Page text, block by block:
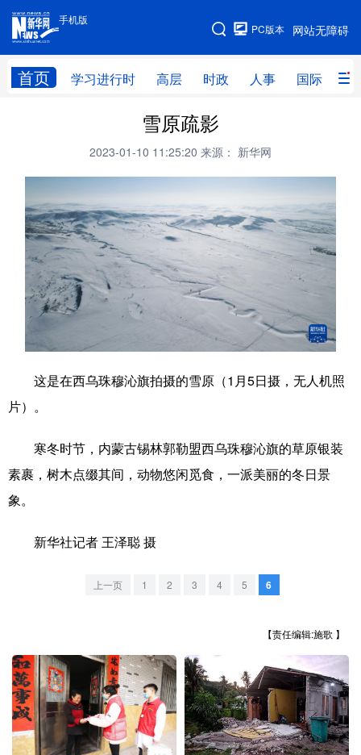
手机版
网站无障碍
PC版本
首页 学习进行时 高层 时政 人事 国际 财
手机版
网站地图
高层 时政
财经 网评
台湾 思客智库 教育
科技 科创 量子 体育
文化 书画 健康 军事
访谈 视频 图片 政务
中央文件 汽车
学术中国 乡村振兴 银龄 溯源中国
彩票 娱乐 时尚 悦读
辽宁 吉林 上海 江苏
浙江 安徽 福建 江西
山东 河南 湖北 湖南
雪原疏影
2023-01-10 11:25:20 来源： 新华网
这是在西乌珠穆沁旗拍摄的雪原（1月5日摄，无人机照
片）。
寒冬时节，内蒙古锡林郭勒盟西乌珠穆沁旗的草原银装
素裹，树木点缀其间，动物悠闲觅食，一派美丽的冬日景
象。
新华社记者 王泽聪 摄
上一页 1 2 3 4 5 6
【责任编辑:施歌 】